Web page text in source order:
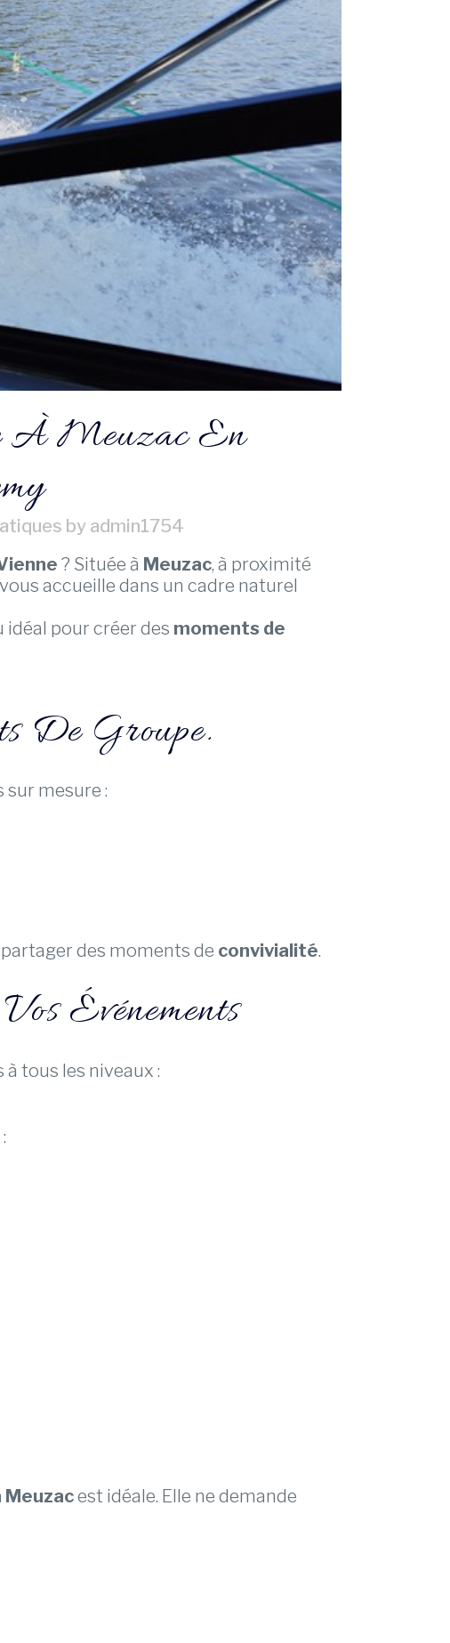
À Meuzac En
by admin1754
? Située à Meuzac, à proximité
accueille dans un cadre naturel
idéal pour créer des moments de
De Groupe.
sur mesure :
des moments de convivialité.
Événements
à tous les niveaux :
est idéale. Elle ne demande